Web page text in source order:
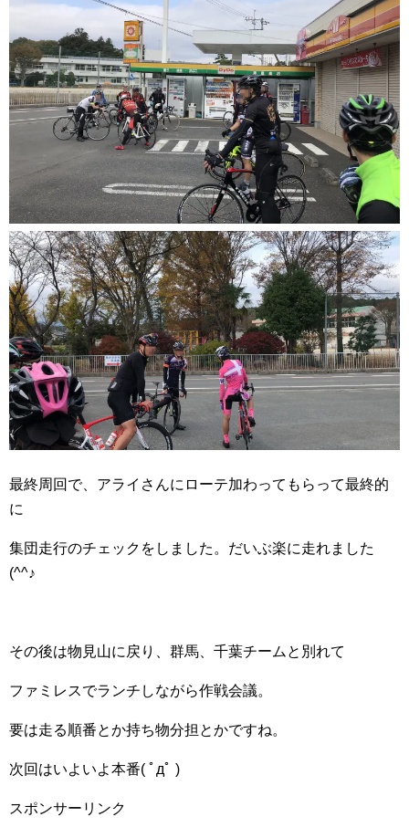
最終周回で、アライさんにローテ加わってもらって最終的
に
集団走行のチェックをしました。だいぶ楽に走れました
(^^♪
その後は物見山に戻り、群馬、千葉チームと別れて
ファミレスでランチしながら作戦会議。
要は走る順番とか持ち物分担とかですね。
次回はいよいよ本番( ﾟдﾟ )
スポンサーリンク